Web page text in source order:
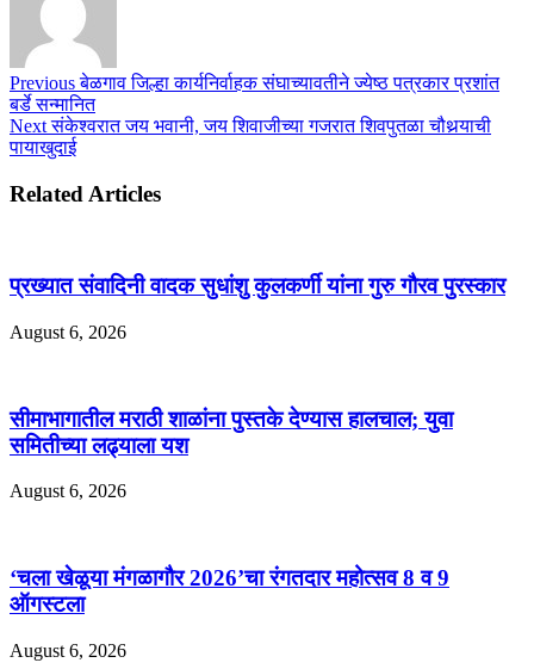
Previousबेळगाव जिल्हा कार्यनिर्वाहक संघाच्यावतीने ज्येष्ठ पत्रकार प्रशांत
बर्डे सन्मानित
Nextसंकेश्वरात जय भवानी, जय शिवाजीच्या गजरात शिवपुतळा चौथर्‍याची
पायाखुदाई
Related Articles
प्रख्यात संवादिनी वादक सुधांशु कुलकर्णी यांना गुरु गौरव पुरस्कार
August 6, 2026
सीमाभागातील मराठी शाळांना पुस्तके देण्यास हालचाल; युवा
समितीच्या लढ्याला यश
August 6, 2026
‘चला खेळूया मंगळागौर 2026’चा रंगतदार महोत्सव 8 व 9
ऑगस्टला
August 6, 2026